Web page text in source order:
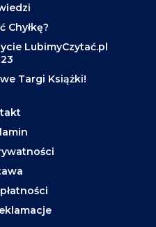
Chyłkę?
LubimyCzytać.pl
Targi Książki!